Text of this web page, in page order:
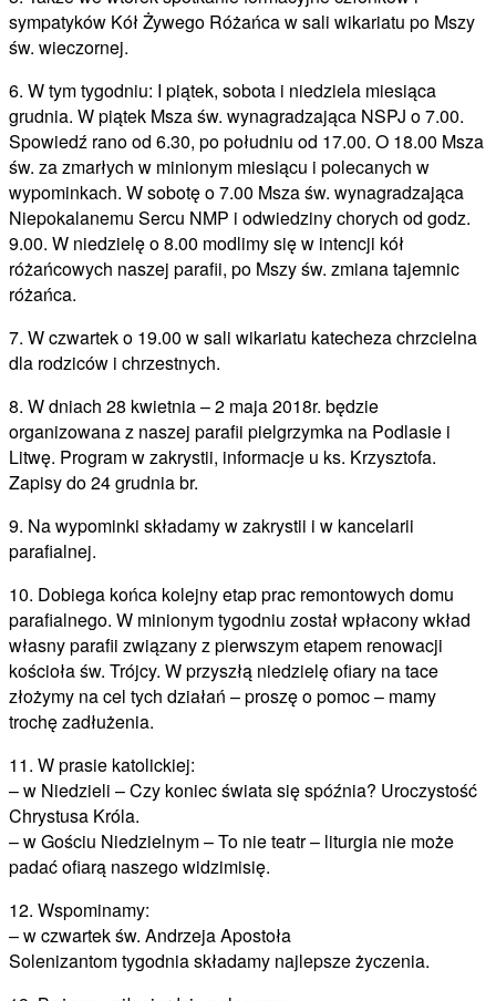
sympatyków Kół Żywego Różańca w sali wikariatu po Mszy
św. wieczornej.
6. W tym tygodniu: I piątek, sobota i niedziela miesiąca
grudnia. W piątek Msza św. wynagradzająca NSPJ o 7.00.
Spowiedź rano od 6.30, po południu od 17.00. O 18.00 Msza
św. za zmarłych w minionym miesiącu i polecanych w
wypominkach. W sobotę o 7.00 Msza św. wynagradzająca
Niepokalanemu Sercu NMP i odwiedziny chorych od godz.
9.00. W niedzielę o 8.00 modlimy się w intencji kół
różańcowych naszej parafii, po Mszy św. zmiana tajemnic
różańca.
7. W czwartek o 19.00 w sali wikariatu katecheza chrzcielna
dla rodziców i chrzestnych.
8. W dniach 28 kwietnia – 2 maja 2018r. będzie
organizowana z naszej parafii pielgrzymka na Podlasie i
Litwę. Program w zakrystii, informacje u ks. Krzysztofa.
Zapisy do 24 grudnia br.
9. Na wypominki składamy w zakrystii i w kancelarii
parafialnej.
10. Dobiega końca kolejny etap prac remontowych domu
parafialnego. W minionym tygodniu został wpłacony wkład
własny parafii związany z pierwszym etapem renowacji
kościoła św. Trójcy. W przyszłą niedzielę ofiary na tace
złożymy na cel tych działań – proszę o pomoc – mamy
trochę zadłużenia.
11. W prasie katolickiej:
– w Niedzieli – Czy koniec świata się spóźnia? Uroczystość
Chrystusa Króla.
– w Gościu Niedzielnym – To nie teatr – liturgia nie może
padać ofiarą naszego widzimisię.
12. Wspominamy:
– w czwartek św. Andrzeja Apostoła
Solenizantom tygodnia składamy najlepsze życzenia.